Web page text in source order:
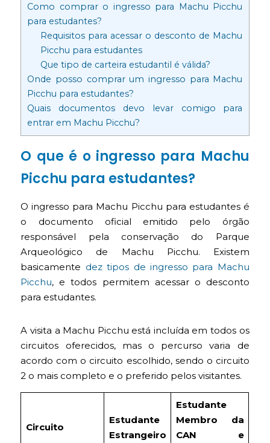
Como comprar o ingresso para Machu Picchu
para estudantes?
Requisitos para acessar o desconto de Machu
Picchu para estudantes
Que tipo de carteira estudantil é válida?
Onde posso comprar um ingresso para Machu
Picchu para estudantes?
Quais documentos devo levar comigo para
entrar em Machu Picchu?
O que é o ingresso para Machu
Picchu para estudantes?
O ingresso para Machu Picchu para estudantes é
o documento oficial emitido pelo órgão
responsável pela conservação do Parque
Arqueológico de Machu Picchu. Existem
basicamente dez tipos de ingresso para Machu
Picchu, e todos permitem acessar o desconto
para estudantes.
A visita a Machu Picchu está incluída em todos os
circuitos oferecidos, mas o percurso varia de
acordo com o circuito escolhido, sendo o circuito
2 o mais completo e o preferido pelos visitantes.
Circuito
Estudante
Estrangeiro
Estudante
Membro da
CAN e